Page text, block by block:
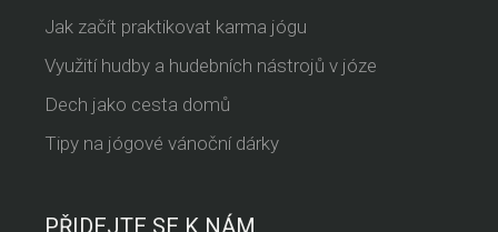
Jak začít praktikovat karma jógu
Využití hudby a hudebních nástrojů v józe
Dech jako cesta domů
Tipy na jógové vánoční dárky
PŘIDEJTE SE K NÁM